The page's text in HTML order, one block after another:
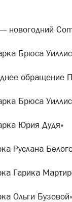
Брюса
обращение
Брюса
Юрия Дудя»
Руслана
Гарика
Ольги Бузовой»